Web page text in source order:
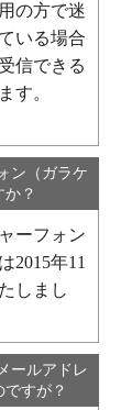
の方で迷
いる場合
信できる
す。
ン（ガラケ
？
ーフォン
2015年11
しまし
ールアドレ
すが？